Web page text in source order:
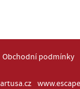
Obchodní podmínky